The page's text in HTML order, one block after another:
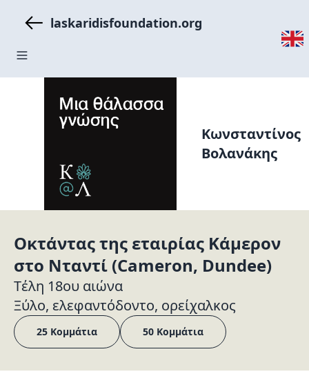
laskaridisfoundation.org
Κωνσταντίνος
Βολανάκης
Οκτάντας της εταιρίας Κάμερον
στο Νταντί (Cameron, Dundee)
Tέλη 18ου αιώνα
Ξύλο, ελεφαντόδοντο, ορείχαλκος
25 Κομμάτια 50 Κομμάτια